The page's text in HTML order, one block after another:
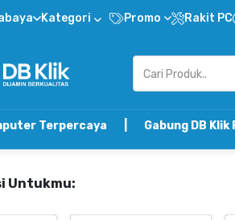
Kategori Promo Rakit PC
| Gabung DB Klik Referral
Untukmu: